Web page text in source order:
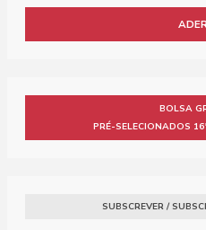
BOLSA
PRÉ-SELECIONADOS
SUBSCREVER /